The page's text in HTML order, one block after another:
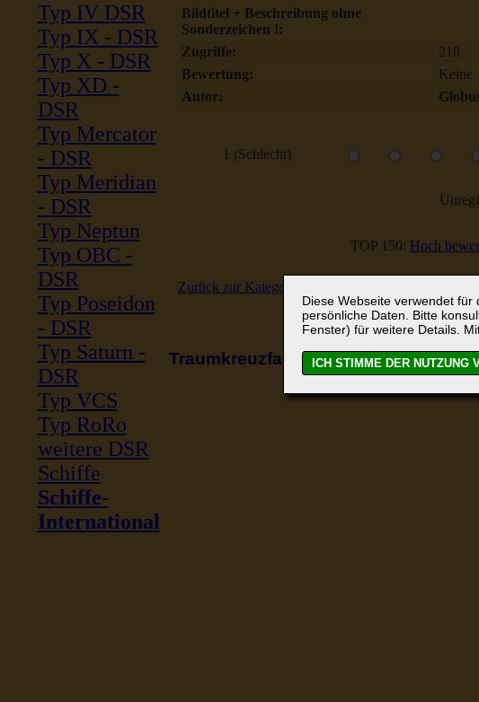
Diese Webseite verwendet
persönliche Daten. Bitte
Fenster) für weitere Details.
Typ IV DSR
Typ IX - DSR
Typ X - DSR
Typ XD -
DSR
Typ Mercator
- DSR
Typ Meridian
- DSR
Typ Neptun
Typ OBC -
DSR
Typ Poseidon
- DSR
Typ Saturn -
DSR
Typ VCS
Typ RoRo
weitere DSR
Schiffe
Schiffe-
International
Bildtitel + Beschreibung ohne
Sonderzeichen !:
Zugriffe:
218
Bewertung:
Keine
Autor:
1 (Schlecht)
TOP 150: Hoch
Zurück zur Kategorieübersicht
Traumkreuzfahrten...